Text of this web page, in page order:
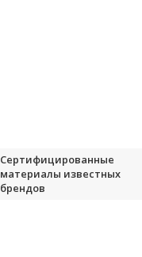
Сертифицированные
материалы известных
брендов